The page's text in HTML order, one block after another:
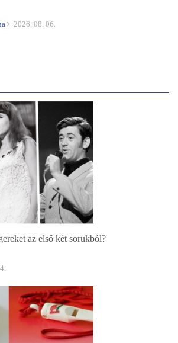
2026. 08. 06.
az első két sorukból?